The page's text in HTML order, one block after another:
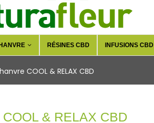
RÉSINES CBD INFUSIONS CBD
COOL & RELAX CBD
& RELAX CBD